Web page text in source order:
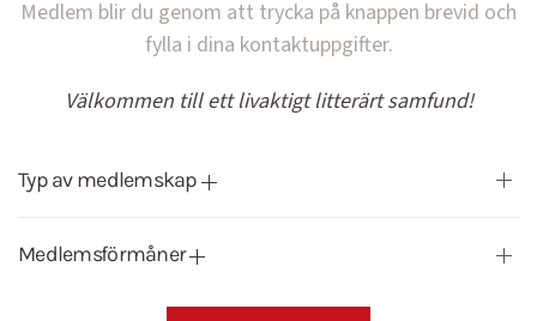
Medlem blir du genom att trycka på knappen brevid och
fylla i dina kontaktuppgifter.
Välkommen till ett livaktigt litterärt samfund!
Typ av medlemskap
Medlemsförmåner